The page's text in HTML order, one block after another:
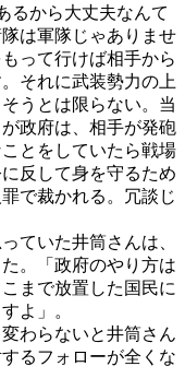
るから大丈夫なんて
は軍隊じゃありませ
って行けば相手から
それに武装勢力の上
うとは限らない。当
政府は、相手が発砲
とをしていたら戦場
反して身を守るため
で裁かれる。冗談じ
ていた井筒さんは、
。「政府のやり方は
まで放置した国民に
よ」。
わらないと井筒さん
るフォローが全くな